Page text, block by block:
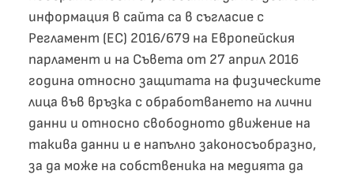
информация в сайта са в съгласие с
Регламент (ЕС) 2016/679 на Европейския
парламент и на Съвета от 27 април 2016
година относно защитата на физическите
лица във връзка с обработването на лични
данни и относно свободното движение на
такива данни и е напълно законосъобразно,
за да може на собственика на медията да